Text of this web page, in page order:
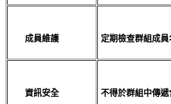
成員維護 定期檢查群組成
資訊安全 不得於群組中傳